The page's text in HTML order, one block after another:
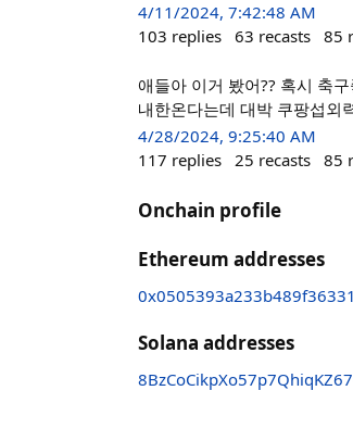
4/11/2024, 7:42:48 AM
103 replies 63 recasts 85
애들아 이거 봤어?? 혹시 축
내한온다는데 대박 쿠팡섭외
4/28/2024, 9:25:40 AM
117 replies 25 recasts 85
Onchain profile
Ethereum addresses
Solana addresses